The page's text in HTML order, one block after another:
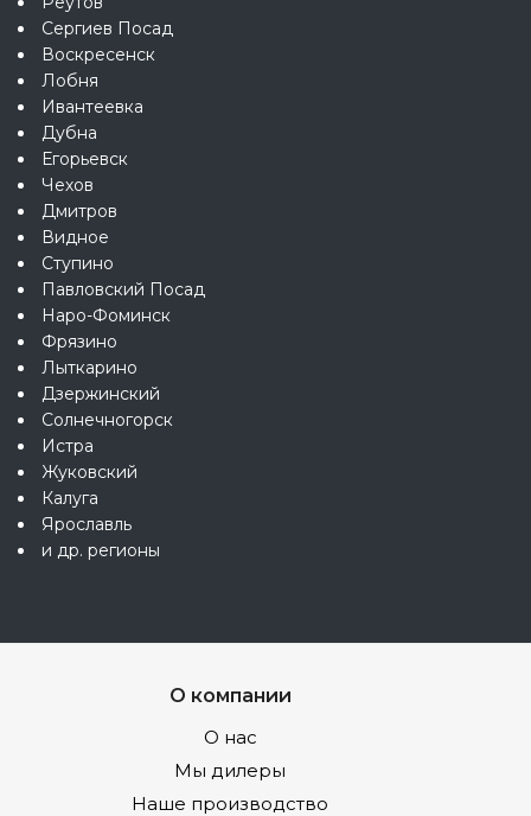
Сергиев Посад
Воскресенск
Лобня
Ивантеевка
Дубна
Егорьевск
Чехов
Дмитров
Видное
Ступино
Павловский Посад
Наро-Фоминск
Фрязино
Лыткарино
Дзержинский
Солнечногорск
Истра
Жуковский
Калуга
Ярославль
и др. регионы
О компании
О нас
Мы дилеры
Наше производство